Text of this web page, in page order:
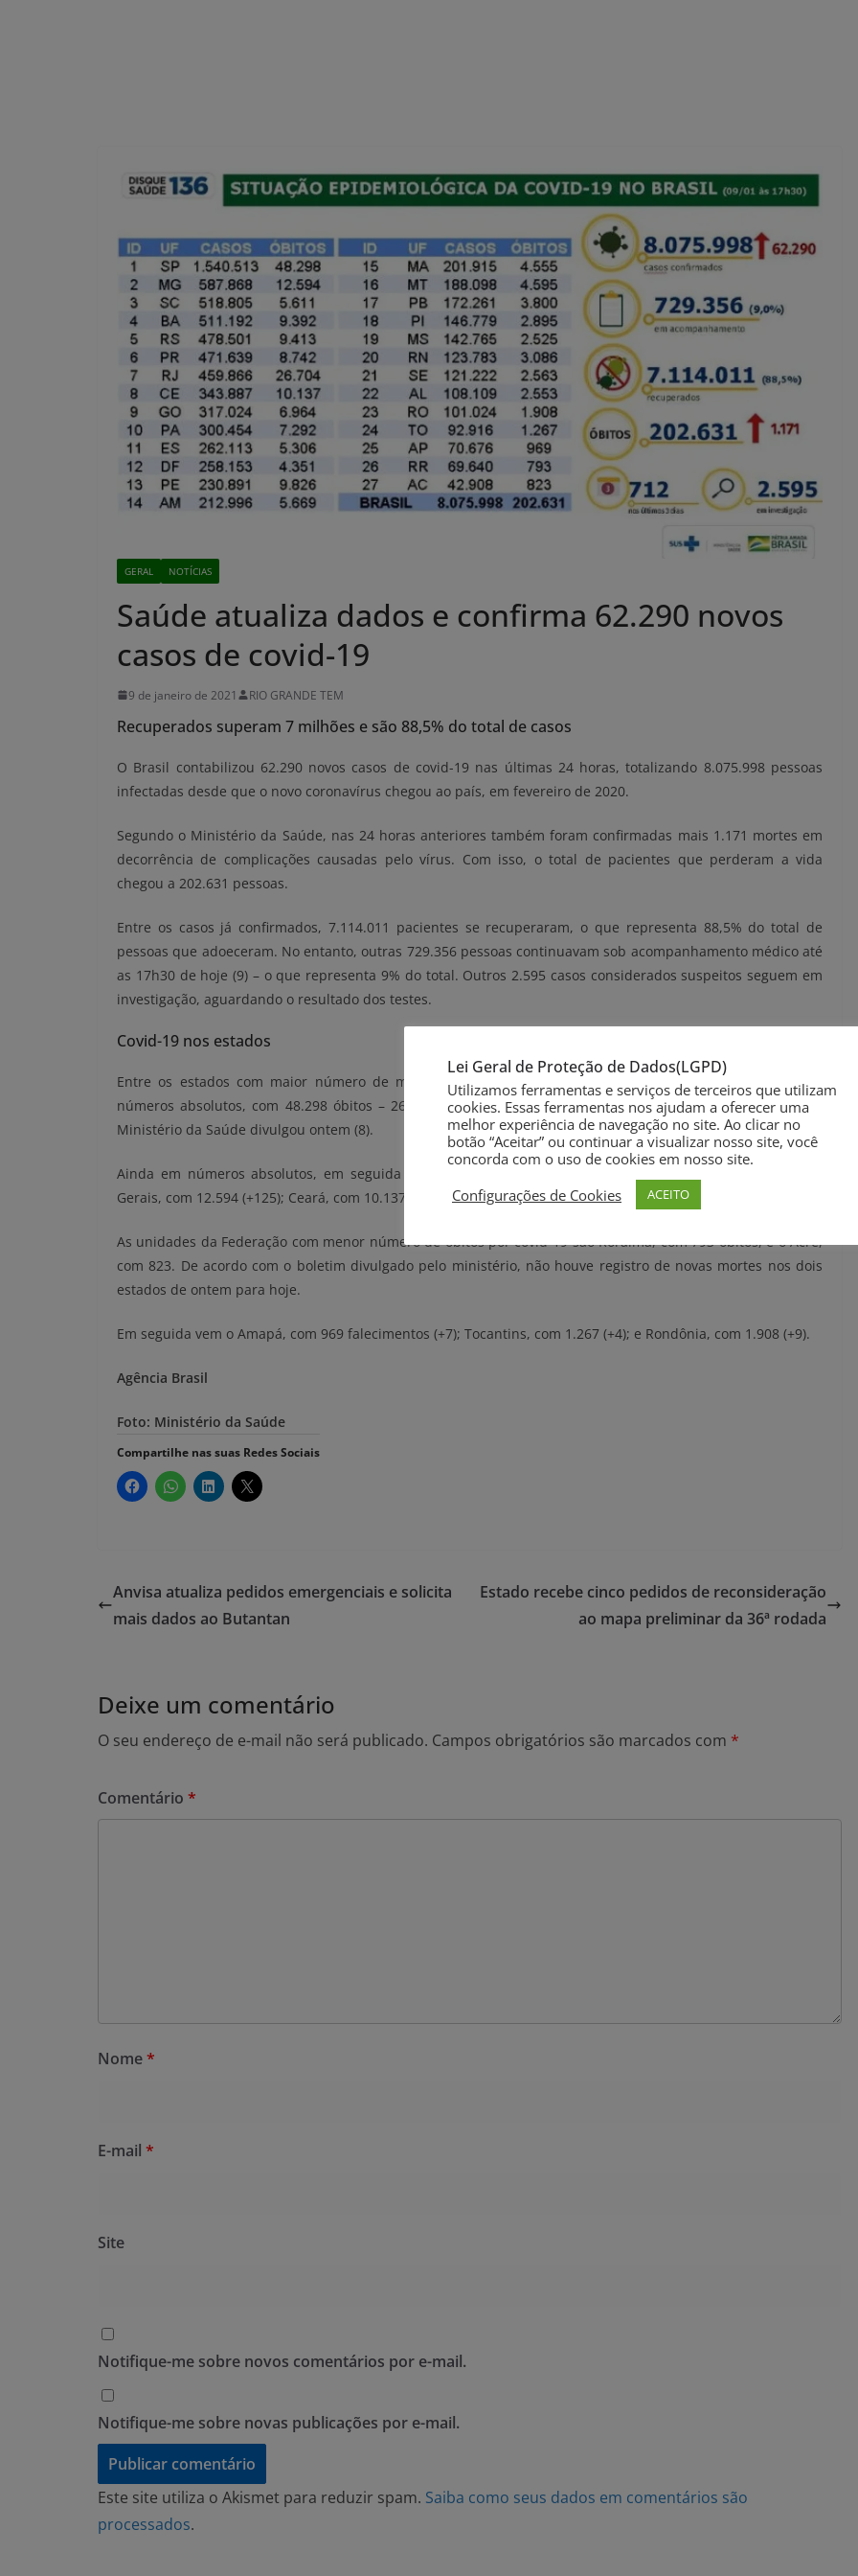
GERAL NOTÍCIAS
Saúde atualiza dados e confirma 62.290 novos
casos de covid-19
9 de janeiro de 2021 RIO GRANDE TEM
Recuperados superam 7 milhões e são 88,5% do total de casos
O Brasil contabilizou 62.290 novos casos de covid-19 nas últimas 24 horas, totalizando 8.075.998 pessoas
infectadas desde que o novo coronavírus chegou ao país, em fevereiro de 2020.
Segundo o Ministério da Saúde, nas 24 horas anteriores também foram confirmadas mais 1.171 mortes em
decorrência de complicações causadas pelo vírus. Com isso, o total de pacientes que perderam a vida
chegou a 202.631 pessoas.
Entre os casos já confirmados, 7.114.011 pacientes se recuperaram, o que representa 88,5% do total de
pessoas que adoeceram. No entanto, outras 729.356 pessoas continuavam sob acompanhamento médico até
as 17h30 de hoje (9) – o que representa 9% do total. Outros 2.595 casos considerados suspeitos seguem em
investigação, aguardando o resultado dos testes.
Covid-19 nos estados
Entre os estados com maior número de mortes por covid-19, São Paulo aparece em primeiro lugar em
números absolutos, com 48.298 óbitos – 269 a mais do que o resultado do boletim epidemiológico que o
Ministério da Saúde divulgou ontem (8).
Ainda em números absolutos, em seguida vêm os estados do Rio de Janeiro, com 26.704 (+ 224); Minas
Gerais, com 12.594 (+125); Ceará, com 10.137 (+15), e Pernambuco, com 9.826 (+37).
As unidades da Federação com menor número de óbitos por covid-19 são Roraima, com 793 óbitos, e o Acre,
com 823. De acordo com o boletim divulgado pelo ministério, não houve registro de novas mortes nos dois
estados de ontem para hoje.
Em seguida vem o Amapá, com 969 falecimentos (+7); Tocantins, com 1.267 (+4); e Rondônia, com 1.908 (+9).
Agência Brasil
Foto: Ministério da Saúde
Compartilhe nas suas Redes Sociais
Anvisa atualiza pedidos emergenciais e solicita
mais dados ao Butantan
Estado recebe cinco pedidos de reconsideração
ao mapa preliminar da 36ª rodada
Deixe um comentário
O seu endereço de e-mail não será publicado. Campos obrigatórios são marcados com *
Comentário *
Nome*
E-mail *
Site
Notifique-me sobre novos comentários por e-mail.
Notifique-me sobre novas publicações por e-mail.
Este site utiliza o Akismet para reduzir spam. Saiba como seus dados em comentários são
processados.
Lei Geral de Proteção de Dados(LGPD)
Utilizamos ferramentas e serviços de terceiros que utilizam
cookies. Essas ferramentas nos ajudam a oferecer uma
melhor experiência de navegação no site. Ao clicar no
botão “Aceitar” ou continuar a visualizar nosso site, você
concorda com o uso de cookies em nosso site.
Configurações de Cookies
ACEITO